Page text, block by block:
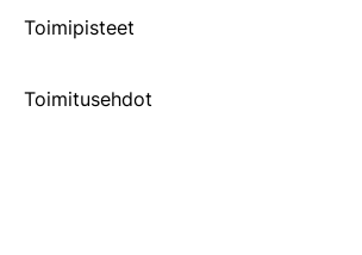
Toimipisteet
Toimitusehdot